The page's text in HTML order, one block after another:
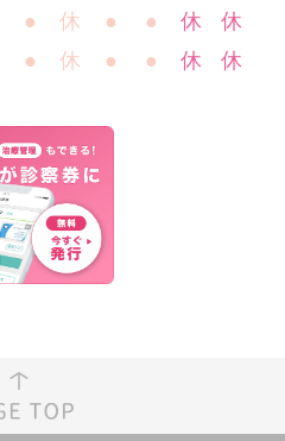
● 休 ● ● 休
休
● 休 ● ● 休 休